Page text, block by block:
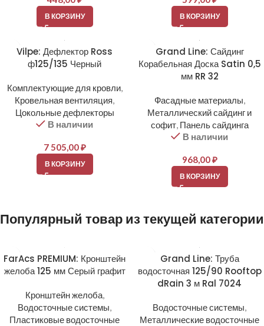
В КОРЗИНУ В КОРЗИНУ
Vilpe: Дефлектор Ross
ф125/135 Черный
Комплектующие для кровли,
Кровельная вентиляция,
Цокольные дефлекторы
В наличии
7 505,00₽
В КОРЗИНУ
Grand Line: Сайдинг
Корабельная Доска Satin 0,5
мм RR 32
Фасадные материалы,
Металлический сайдинг и
софит, Панель сайдинга
В наличии
968,00₽
В КОРЗИНУ
Популярный товар из текущей категории
FarAcs PREMIUM: Кронштейн
желоба 125 мм Серый графит
Кронштейн желоба,
Водосточные системы,
Пластиковые водосточные
Grand Line: Труба
водосточная 125/90 Rooftop
dRain 3 м Ral 7024
Водосточные системы,
Металлические водосточные